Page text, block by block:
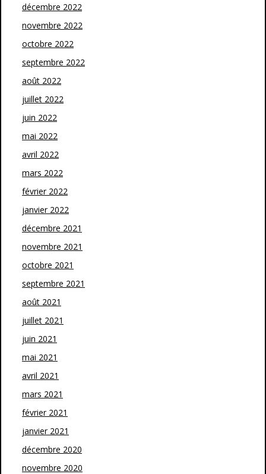
décembre 2022
novembre 2022
octobre 2022
septembre 2022
août 2022
juillet 2022
juin 2022
mai 2022
avril 2022
mars 2022
février 2022
janvier 2022
décembre 2021
novembre 2021
octobre 2021
septembre 2021
août 2021
juillet 2021
juin 2021
mai 2021
avril 2021
mars 2021
février 2021
janvier 2021
décembre 2020
novembre 2020